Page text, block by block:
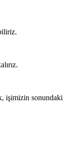
işimizin sonundaki